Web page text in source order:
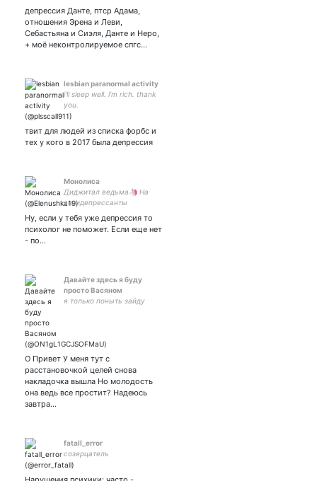
фикрайтер || контент 98+
уберите детей || телец || 21
y.o || ru\esp
депрессия Данте, птср Адама,
отношения Эрена и Леви,
Себастьяна и Сиэля, Данте и Неро,
+ моё неконтролируемое спгс…
lesbian paranormal activity
i'll sleep well. i'm rich. thank
you.
твит для людей из списка форбс и
тех у кого в 2017 была депрессия
Монолиса
Диджитал ведьма🦄 На
антидепрессанты
Ну, если у тебя уже депрессия то
психолог не поможет. Если еще нет
- по…
Давайте здесь я буду
просто Васяном
я только поныть зайду
О Привет У меня тут с
расстановочкой целей снова
накладочка вышла Но молодость
она ведь все простит? Надеюсь
завтра…
fatall_error
созерцатель